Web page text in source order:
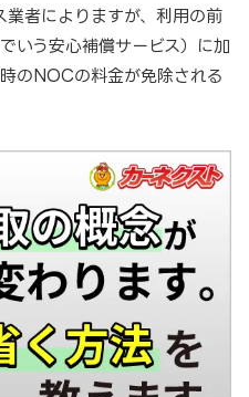
業者によりますが、利用の前
いう安心補償サービス）に加
のNOCの料金が免除される